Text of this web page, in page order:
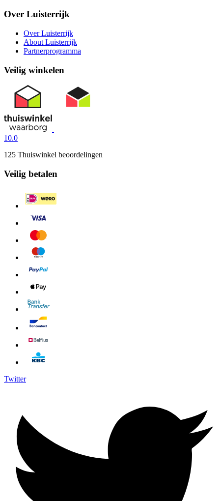
Over Luisterrijk
Over Luisterrijk
About Luisterrijk
Partnerprogramma
Veilig winkelen
10.0
125 Thuiswinkel beoordelingen
Veilig betalen
Twitter